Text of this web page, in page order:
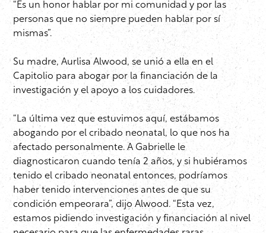
“Es un honor hablar por mi comunidad y por las
personas que no siempre pueden hablar por sí
mismas”.
Su madre, Aurlisa Alwood, se unió a ella en el
Capitolio para abogar por la financiación de la
investigación y el apoyo a los cuidadores.
“La última vez que estuvimos aquí, estábamos
abogando por el cribado neonatal, lo que nos ha
afectado personalmente. A Gabrielle le
diagnosticaron cuando tenía 2 años, y si hubiéramos
tenido el cribado neonatal entonces, podríamos
haber tenido intervenciones antes de que su
condición empeorara”, dijo Alwood. “Esta vez,
estamos pidiendo investigación y financiación al nivel